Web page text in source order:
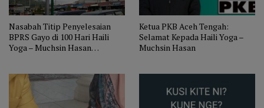
Nasabah Titip Penyelesaian
BPRS Gayo di 100 Hari Haili
Yoga – Muchsin Hasan
Ketua PKB Aceh Tengah:
Selamat Kepada Haili Yoga –
Muchsin Hasan